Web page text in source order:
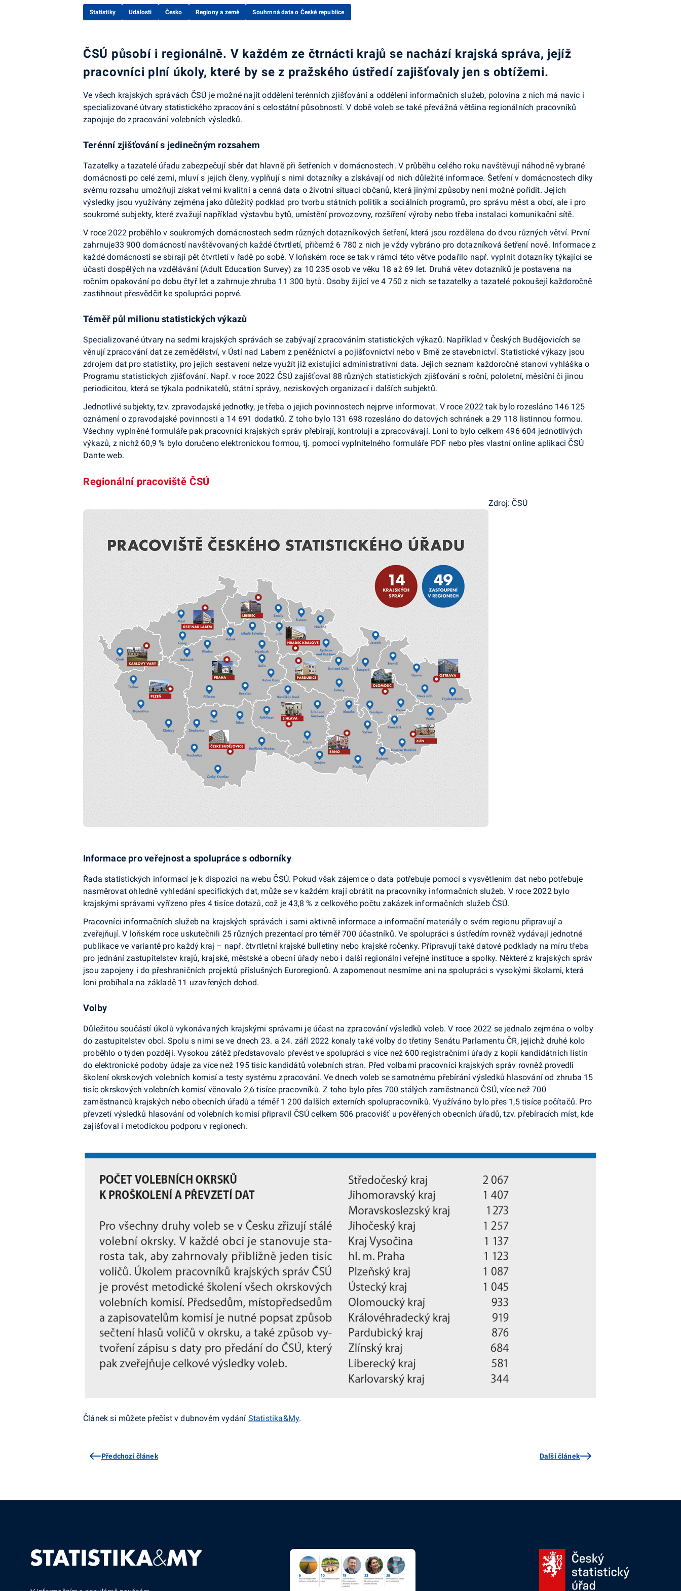
Statistiky Události Česko Regiony a země Souhrnná data o České republice
ČSÚ působí i regionálně. V každém ze čtrnácti krajů se nachází krajská správa, jejíž
pracovníci plní úkoly, které by se z pražského ústředí zajišťovaly jen s obtížemi.
Ve všech krajských správách ČSÚ je možné najít oddělení terénních zjišťování a oddělení informačních služeb, polovina z nich má navíc i
specializované útvary statistického zpracování s celostátní působností. V době voleb se také převážná většina regionálních pracovníků
zapojuje do zpracování volebních výsledků.
Terénní zjišťování s jedinečným rozsahem
Tazatelky a tazatelé úřadu zabezpečují sběr dat hlavně při šetřeních v domácnostech. V průběhu celého roku navštěvují náhodně vybrané
domácnosti po celé zemi, mluví s jejich členy, vyplňují s nimi dotazníky a získávají od nich důležité informace. Šetření v domácnostech díky
svému rozsahu umožňují získat velmi kvalitní a cenná data o životní situaci občanů, která jinými způsoby není možné pořídit. Jejich
výsledky jsou využívány zejména jako důležitý podklad pro tvorbu státních politik a sociálních programů, pro správu měst a obcí, ale i pro
soukromé subjekty, které zvažují například výstavbu bytů, umístění provozovny, rozšíření výroby nebo třeba instalaci komunikační sítě.
V roce 2022 proběhlo v soukromých domácnostech sedm různých dotazníkových šetření, která jsou rozdělena do dvou různých větví. První
zahrnuje33 900 domácností navštěvovaných každé čtvrtletí, přičemž 6 780 z nich je vždy vybráno pro dotazníková šetření nově. Informace z
každé domácnosti se sbírají pět čtvrtletí v řadě po sobě. V loňském roce se tak v rámci této větve podařilo např. vyplnit dotazníky týkající se
účasti dospělých na vzdělávání (Adult Education Survey) za 10 235 osob ve věku 18 až 69 let. Druhá větev dotazníků je postavena na
ročním opakování po dobu čtyř let a zahrnuje zhruba 11 300 bytů. Osoby žijící ve 4 750 z nich se tazatelky a tazatelé pokoušejí každoročně
zastihnout přesvědčit ke spolupráci poprvé.
Téměř půl milionu statistických výkazů
Specializované útvary na sedmi krajských správách se zabývají zpracováním statistických výkazů. Například v Českých Budějovicích se
věnují zpracování dat ze zemědělství, v Ústí nad Labem z peněžnictví a pojišťovnictví nebo v Brně ze stavebnictví. Statistické výkazy jsou
zdrojem dat pro statistiky, pro jejich sestavení nelze využít již existující administrativní data. Jejich seznam každoročně stanoví vyhláška o
Programu statistických zjišťování. Např. v roce 2022 ČSÚ zajišťoval 88 různých statistických zjišťování s roční, pololetní, měsíční či jinou
periodicitou, která se týkala podnikatelů, státní správy, neziskových organizací i dalších subjektů.
Jednotlivé subjekty, tzv. zpravodajské jednotky, je třeba o jejich povinnostech nejprve informovat. V roce 2022 tak bylo rozesláno 146 125
oznámení o zpravodajské povinnosti a 14 691 dodatků. Z toho bylo 131 698 rozesláno do datových schránek a 29 118 listinnou formou.
Všechny vyplněné formuláře pak pracovníci krajských správ přebírají, kontrolují a zpracovávají. Loni to bylo celkem 496 604 jednotlivých
výkazů, z nichž 60,9 % bylo doručeno elektronickou formou, tj. pomocí vyplnitelného formuláře PDF nebo přes vlastní online aplikaci ČSÚ
Dante web.
Regionální pracoviště ČSÚ
Zdroj: ČSÚ
Informace pro veřejnost a spolupráce s odborníky
Řada statistických informací je k dispozici na webu ČSÚ. Pokud však zájemce o data potřebuje pomoci s vysvětlením dat nebo potřebuje
nasměrovat ohledně vyhledání specifických dat, může se v každém kraji obrátit na pracovníky informačních služeb. V roce 2022 bylo
krajskými správami vyřízeno přes 4 tisíce dotazů, což je 43,8 % z celkového počtu zakázek informačních služeb ČSÚ.
Pracovníci informačních služeb na krajských správách i sami aktivně informace a informační materiály o svém regionu připravují a
zveřejňují. V loňském roce uskutečnili 25 různých prezentací pro téměř 700 účastníků. Ve spolupráci s ústředím rovněž vydávají jednotné
publikace ve variantě pro každý kraj – např. čtvrtletní krajské bulletiny nebo krajské ročenky. Připravují také datové podklady na míru třeba
pro jednání zastupitelstev krajů, krajské, městské a obecní úřady nebo i další regionální veřejné instituce a spolky. Některé z krajských správ
jsou zapojeny i do přeshraničních projektů příslušných Euroregionů. A zapomenout nesmíme ani na spolupráci s vysokými školami, která
loni probíhala na základě 11 uzavřených dohod.
Volby
Důležitou součástí úkolů vykonávaných krajskými správami je účast na zpracování výsledků voleb. V roce 2022 se jednalo zejména o volby
do zastupitelstev obcí. Spolu s nimi se ve dnech 23. a 24. září 2022 konaly také volby do třetiny Senátu Parlamentu ČR, jejichž druhé kolo
proběhlo o týden později. Vysokou zátěž představovalo převést ve spolupráci s více než 600 registračními úřady z kopií kandidátních listin
do elektronické podoby údaje za více než 195 tisíc kandidátů volebních stran. Před volbami pracovníci krajských správ rovněž provedli
školení okrskových volebních komisí a testy systému zpracování. Ve dnech voleb se samotnému přebírání výsledků hlasování od zhruba 15
tisíc okrskových volebních komisí věnovalo 2,6 tisíce pracovníků. Z toho bylo přes 700 stálých zaměstnanců ČSÚ, více než 700
zaměstnanců krajských nebo obecních úřadů a téměř 1 200 dalších externích spolupracovníků. Využíváno bylo přes 1,5 tisíce počítačů. Pro
převzetí výsledků hlasování od volebních komisí připravil ČSÚ celkem 506 pracovišť u pověřených obecních úřadů, tzv. přebíracích míst, kde
zajišťoval i metodickou podporu v regionech.
Článek si můžete přečíst v dubnovém vydání Statistika&My.
Předchozí článek Další článek